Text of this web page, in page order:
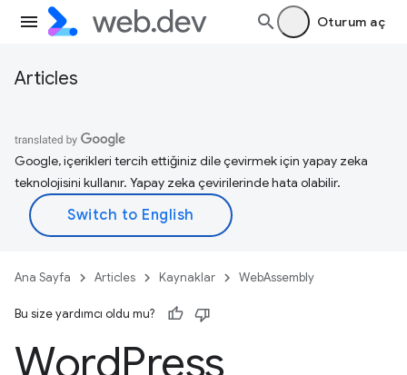
Oturum aç
Articles
Google, içerikleri tercih ettiğiniz dile çevirmek için yapay zeka
teknolojisini kullanır. Yapay zeka çevirilerinde hata olabilir.
Ana Sayfa Articles Kaynaklar WebAssembly
Bu size yardımcı oldu mu?
WordPress